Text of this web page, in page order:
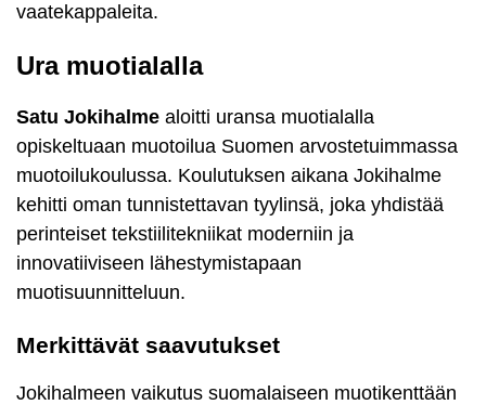
vaatekappaleita.
Ura muotialalla
Satu Jokihalme aloitti uransa muotialalla
opiskeltuaan muotoilua Suomen arvostetuimmassa
muotoilukoulussa. Koulutuksen aikana Jokihalme
kehitti oman tunnistettavan tyylinsä, joka yhdistää
perinteiset tekstiilitekniikat moderniin ja
innovatiiviseen lähestymistapaan
muotisuunnitteluun.
Merkittävät saavutukset
Jokihalmeen vaikutus suomalaiseen muotikenttään